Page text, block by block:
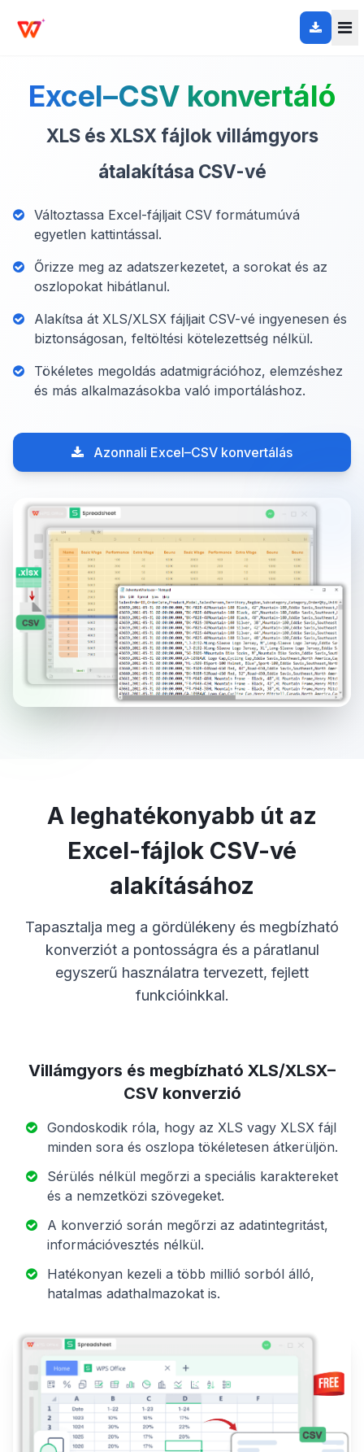
Excel–CSV konvertáló
XLS és XLSX fájlok villámgyors
átalakítása CSV-vé
Változtassa Excel-fájljait CSV formátumúvá
egyetlen kattintással.
Őrizze meg az adatszerkezetet, a sorokat és az
oszlopokat hibátlanul.
Alakítsa át XLS/XLSX fájljait CSV-vé ingyenesen és
biztonságosan, feltöltési kötelezettség nélkül.
Tökéletes megoldás adatmigrációhoz, elemzéshez
és más alkalmazásokba való importáláshoz.
Azonnali Excel–CSV konvertálás
A leghatékonyabb út az
Excel-fájlok CSV-vé
alakításához
Tapasztalja meg a gördülékeny és megbízható
konverziót a pontosságra és a páratlanul
egyszerű használatra tervezett, fejlett
funkcióinkkal.
Villámgyors és megbízható XLS/XLSX–
CSV konverzió
Gondoskodik róla, hogy az XLS vagy XLSX fájl
minden sora és oszlopa tökéletesen átkerüljön.
Sérülés nélkül megőrzi a speciális karaktereket
és a nemzetközi szövegeket.
A konverzió során megőrzi az adatintegritást,
információvesztés nélkül.
Hatékonyan kezeli a több millió sorból álló,
hatalmas adathalmazokat is.